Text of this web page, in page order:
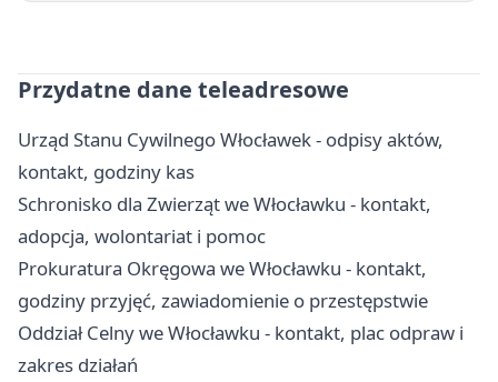
Przydatne dane teleadresowe
Urząd Stanu Cywilnego Włocławek - odpisy aktów,
kontakt, godziny kas
Schronisko dla Zwierząt we Włocławku - kontakt,
adopcja, wolontariat i pomoc
Prokuratura Okręgowa we Włocławku - kontakt,
godziny przyjęć, zawiadomienie o przestępstwie
Oddział Celny we Włocławku - kontakt, plac odpraw i
zakres działań